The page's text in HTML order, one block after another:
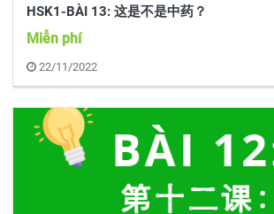
HSK1-BÀI 13: 这是不是中药？
Miễn phí
22/11/2022